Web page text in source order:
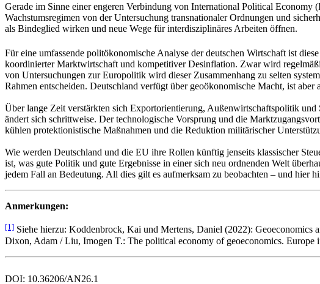
Gerade im Sinne einer engeren Verbindung von International Political
Wachstumsregimen von der Untersuchung transnationaler Ordnungen und
als Bindeglied wirken und neue Wege für interdisziplinäres Arbeiten öffnen.
Für eine umfassende politökonomische Analyse der deutschen Wirtschaft ist
koordinierter Marktwirtschaft und kompetitiver Desinflation. Zwar wird
von Untersuchungen zur Europolitik wird dieser Zusammenhang zu selten
Rahmen entscheiden. Deutschland verfügt über geoökonomische Macht, ist
Über lange Zeit verstärkten sich Exportorientierung, Außenwirtschaftspolitik
ändert sich schrittweise. Der technologische Vorsprung und die
kühlen protektionistische Maßnahmen und die Reduktion militärischer
Wie werden Deutschland und die EU ihre Rollen künftig jenseits klassischer
ist, was gute Politik und gute Ergebnisse in einer sich neu ordnenden Welt
jedem Fall an Bedeutung. All dies gilt es aufmerksam zu beobachten – und hier
Anmerkungen:
[1] Siehe hierzu: Koddenbrock, Kai und Mertens, Daniel (2022):
Dixon, Adam / Liu, Imogen T.: The political economy of geoeconomics.
DOI: 10.36206/AN26.1